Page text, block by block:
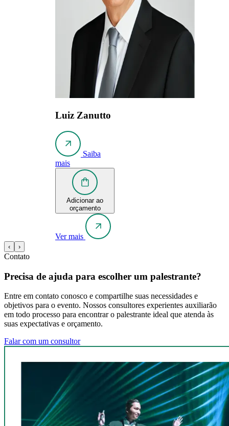
Luiz Zanutto
Saiba
mais
Adicionar ao
orçamento
Ver mais
‹ ›
Contato
Precisa de ajuda para escolher um palestrante?
Entre em contato conosco e compartilhe suas necessidades e
objetivos para o evento. Nossos consultores experientes auxiliarão
em todo processo para encontrar o palestrante ideal que atenda às
suas expectativas e orçamento.
Falar com um consultor